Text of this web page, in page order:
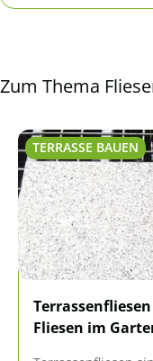
Zum Thema
TERRASSE BAUEN
Fliesen im